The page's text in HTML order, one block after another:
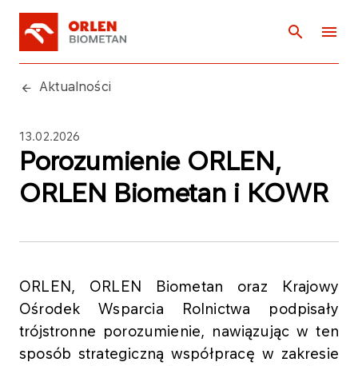
Aktualności
13.02.2026
Porozumienie ORLEN,
ORLEN Biometan i KOWR
ORLEN, ORLEN Biometan oraz Krajowy
Ośrodek Wsparcia Rolnictwa podpisały
trójstronne porozumienie, nawiązując w ten
sposób strategiczną współpracę w zakresie